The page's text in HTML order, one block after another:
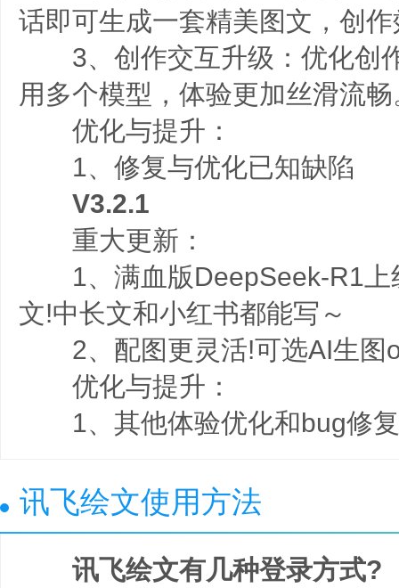
话即可生成一套精美图文，创
3、创作交互升级：优化创
用多个模型，体验更加丝滑流畅
优化与提升：
1、修复与优化已知缺陷
V3.2.1
重大更新：
1、满血版DeepSeek-R1上
文!中长文和小红书都能写～
2、配图更灵活!可选AI生图
优化与提升：
1、其他体验优化和bug修
讯飞绘文使用方法
讯飞绘文有几种登录方式?